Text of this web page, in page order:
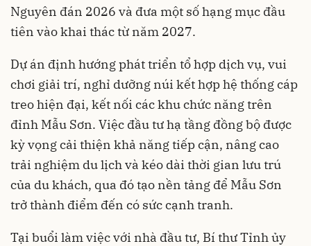
Nguyên đán 2026 và đưa một số hạng mục đầu
tiên vào khai thác từ năm 2027.
Dự án định hướng phát triển tổ hợp dịch vụ, vui
chơi giải trí, nghỉ dưỡng núi kết hợp hệ thống cáp
treo hiện đại, kết nối các khu chức năng trên
đỉnh Mẫu Sơn. Việc đầu tư hạ tầng đồng bộ được
kỳ vọng cải thiện khả năng tiếp cận, nâng cao
trải nghiệm du lịch và kéo dài thời gian lưu trú
của du khách, qua đó tạo nền tảng để Mẫu Sơn
trở thành điểm đến có sức cạnh tranh.
Tại buổi làm việc với nhà đầu tư, Bí thư Tỉnh ủy